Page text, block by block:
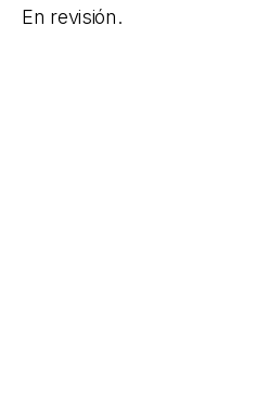
En revisión.